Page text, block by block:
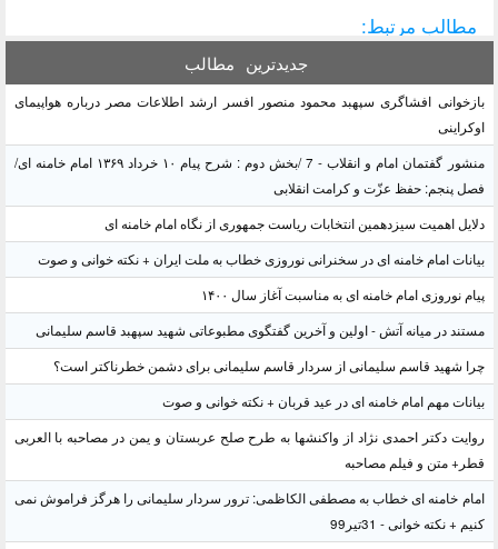
مطالب مرتبط:
جدیدترین مطالب
بازخوانی افشاگری سپهبد محمود منصور افسر ارشد اطلاعات مصر درباره هواپیمای
اوکراینی
منشور گفتمان امام و انقلاب - 7 /بخش دوم : شرح پیام ۱۰ خرداد ۱۳۶۹ امام خامنه ای/
فصل پنجم: حفظ عزّت و کرامت انقلابی
دلایل اهمیت سیزدهمین انتخابات ریاست جمهوری از نگاه امام خامنه ای
بیانات امام خامنه ای در سخنرانی نوروزی خطاب به ملت ایران + نکته خوانی و صوت
پیام نوروزی امام خامنه ای به مناسبت آغاز سال ۱۴۰۰
مستند در میانه آتش - اولین و آخرین گفتگوی مطبوعاتی شهید سپهبد قاسم سلیمانی
چرا شهید قاسم سلیمانی از سردار قاسم سلیمانی برای دشمن خطرناکتر است؟
بیانات مهم امام خامنه ای در عید قربان + نکته خوانی و صوت
روایت دکتر احمدی نژاد از واکنشها به طرح صلح عربستان و یمن در مصاحبه با العربی
قطر+ متن و فیلم مصاحبه
امام خامنه ای خطاب به مصطفی الکاظمی: ترور سردار سلیمانی را هرگز فراموش نمی
کنیم + نکته خوانی - 31تیر99